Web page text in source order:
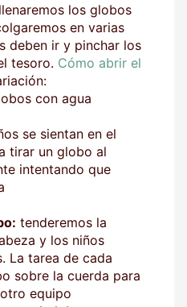
llenaremos los globos
en varias
deben ir y pinchar los
tesoro. Cómo abrir el
con agua
se sientan en el
tirar un globo al
intentando que
tenderemos la
y los niños
La tarea de cada
sobre la cuerda para
equipo